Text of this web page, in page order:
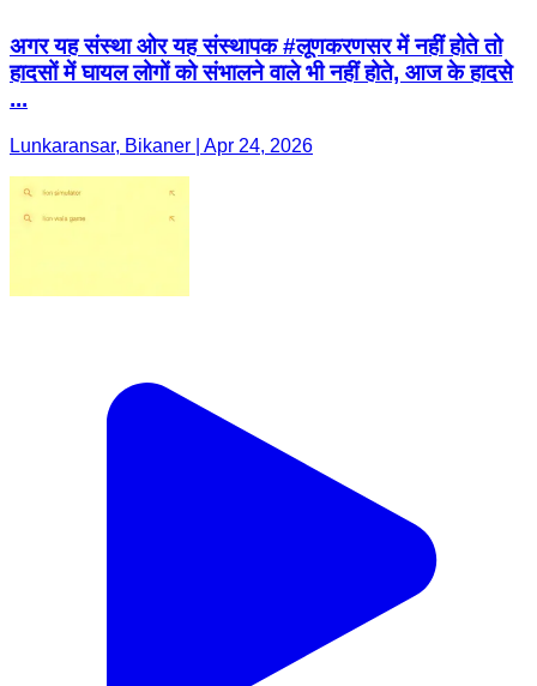
अगर यह संस्था ओर यह संस्थापक #लूणकरणसर में नहीं होते तो
हादसों में घायल लोगों को संभालने वाले भी नहीं होते, आज के हादसे
...
Lunkaransar, Bikaner | Apr 24, 2026